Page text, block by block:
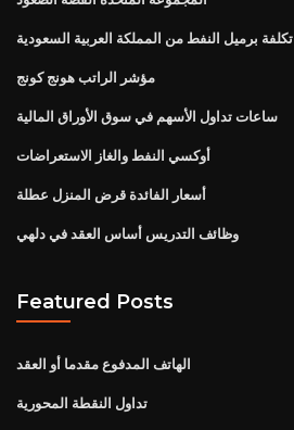
تكلفة برميل النفط من المملكة العربية السعودية
مؤشر الراتب هونج كونج
ساعات تداول الأسهم في سوق الأوراق المالية
أوكسي النفط والغاز الاستعراضات
أسعار الفائدة قرض المنزل عطلة
وظائف التدريس أساس العقد في دلهي
Featured Posts
الهاتف المدفوع مقدما أو العقد
تداول النقطة المحورية